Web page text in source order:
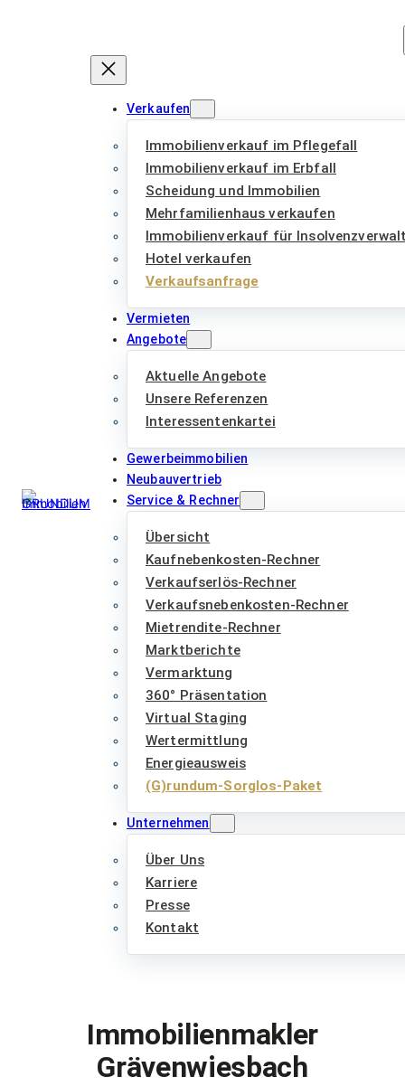
Verkaufen
Immobilienverkauf im Pflegefall
Immobilienverkauf im Erbfall
Scheidung und Immobilien
Mehrfamilienhaus verkaufen
Immobilienverkauf für
Hotel verkaufen
Verkaufsanfrage
Vermieten
Angebote
Aktuelle Angebote
Unsere Referenzen
Interessentenkartei
Gewerbeimmobilien
Neubauvertrieb
Service & Rechner
Übersicht
Kaufnebenkosten-Rechner
Verkaufserlös-Rechner
Verkaufsnebenkosten-Rechner
Mietrendite-Rechner
Marktberichte
Vermarktung
360° Präsentation
Virtual Staging
Wertermittlung
Energieausweis
(G)rundum-Sorglos-Paket
Unternehmen
Über Uns
Karriere
Presse
Kontakt
Immobilienmakler
Grävenwiesbach